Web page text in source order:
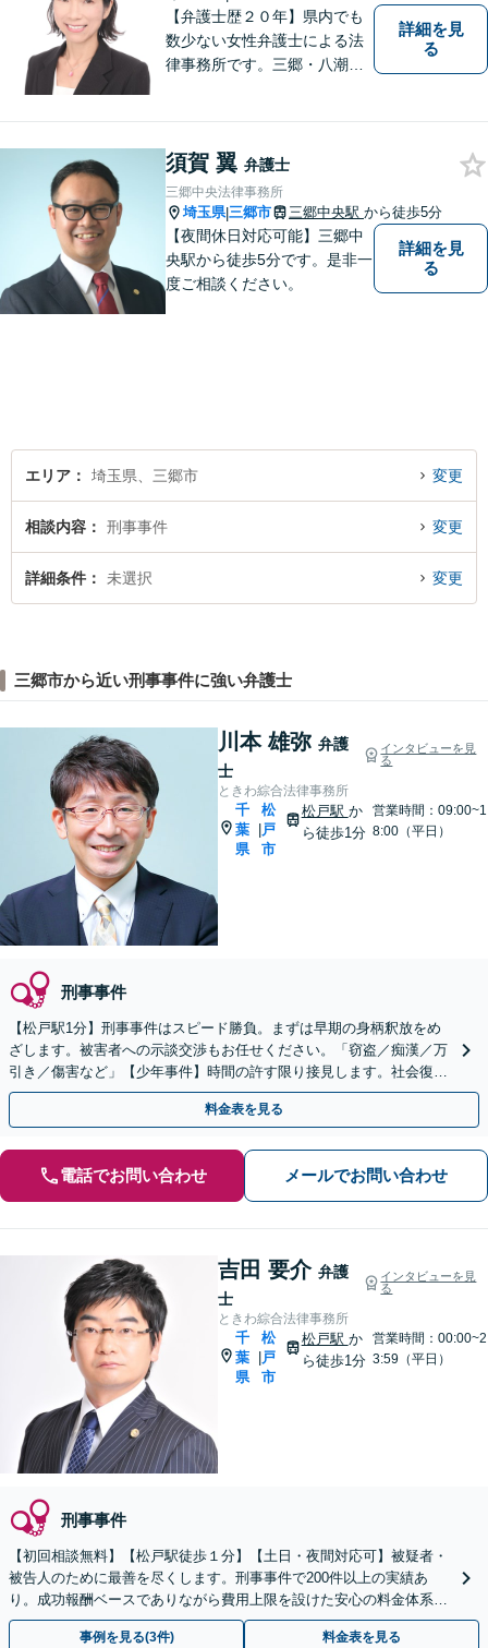
【弁護士歴２０年】県内でも
数少ない女性弁護士による法
律事務所です。三郷・八潮・
詳細を見
る
須賀 翼 弁護士
三郷中央法律事務所
埼玉県|三郷市 三郷中央駅 から徒歩5分
【夜間休日対応可能】三郷中
央駅から徒歩5分です。是非一
度ご相談ください。
詳細を見
る
エリア 埼玉県、三郷市 変更
相談内容 刑事事件 変更
詳細条件 未選択 変更
三郷市から近い刑事事件に強い弁護士
川本 雄弥 弁護
士
インタビューを見
る
ときわ綜合法律事務所
千
葉
県
松
戸
市
松戸駅 か
ら徒歩1分
営業時間：09:00~1
8:00（平日）
刑事事件
【松戸駅1分】刑事事件はスピード勝負。まずは早期の身柄釈放をめ
ざします。被害者への示談交渉もお任せください。「窃盗／痴漢／万
引き／傷害など」【少年事件】時間の許す限り接見します。社会復帰
を考えた解決を大事に。
料金表を見る
電話でお問い合わせ メールでお問い合わせ
吉田 要介 弁護
士
インタビューを見
る
ときわ綜合法律事務所
千
葉
県
松
戸
市
松戸駅 か
ら徒歩1分
営業時間：00:00~2
3:59（平日）
刑事事件
【初回相談無料】【松戸駅徒歩１分】【土日・夜間対応可】被疑者・
被告人のために最善を尽くします。刑事事件で200件以上の実績あ
り。成功報酬ベースでありながら費用上限を設けた安心の料金体系で
す。刑事被疑者援助制度も利用可能です。
事例を見る(3件) 料金表を見る